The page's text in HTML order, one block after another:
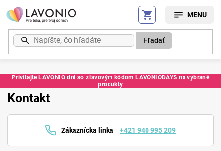
Prejsť
na
obsah
Privítajte LAVONIO dni so zľavovým kódom LAVONIODAYS na vybrané
produkty
Hľadať
Kontakt
Zákaznícka linka +421 940 995 209